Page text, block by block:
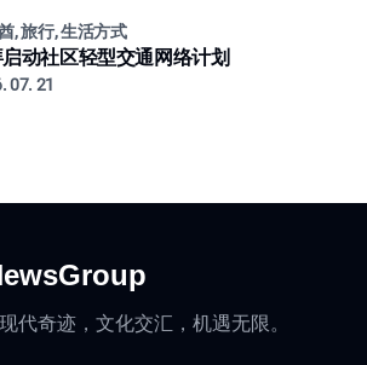
, 旅行, 生活方式
动社区轻型交通网络计划
07. 21
代奇迹，文化交汇，机遇无限。